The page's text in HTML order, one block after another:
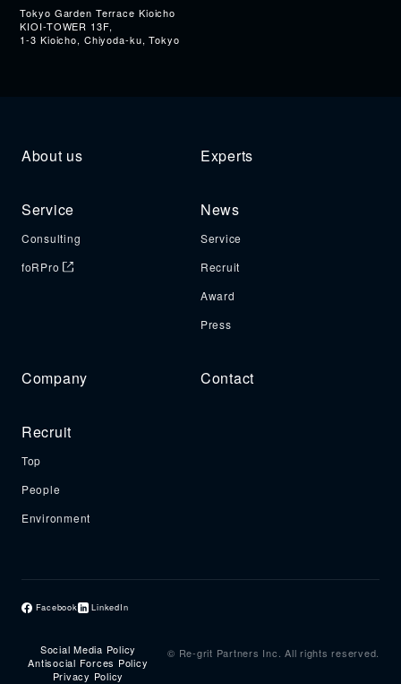
Tokyo Garden Terrace Kioicho
KIOI-TOWER 13F,
1-3 Kioicho, Chiyoda-ku, Tokyo
About us Experts
Service
Consulting
foRPro
News
Service
Recruit
Award
Press
Company Contact
Recruit
Top
People
Environment
Facebook LinkedIn
Social Media Policy
Antisocial Forces Policy
Privacy Policy
© Re-grit Partners Inc. All rights reserved.